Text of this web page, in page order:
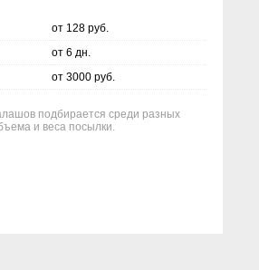
от 128 руб.
от 6 дн.
от 3000 руб.
подбирается среди разных
и веса посылки.